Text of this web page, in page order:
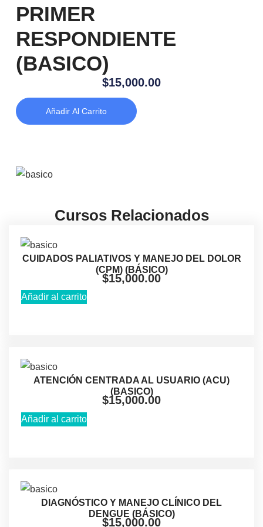
PRIMER
RESPONDIENTE
(BASICO)
$15,000.00
Añadir Al Carrito
Cursos Relacionados
CUIDADOS PALIATIVOS Y MANEJO DEL DOLOR
(CPM) (BÁSICO)
$15,000.00
Añadir al carrito
ATENCIÓN CENTRADA AL USUARIO (ACU)
(BASICO)
$15,000.00
Añadir al carrito
DIAGNÓSTICO Y MANEJO CLÍNICO DEL
DENGUE (BÁSICO)
$15,000.00